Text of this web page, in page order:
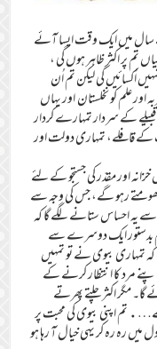
سال میں ایک وقت ایسا آئے
تم پر اکثر ظاہر ہوں گی ،
اُکسائیں گی لیکن تم اُن
علم کو نخلستان اور یہاں
کے سردار تمہارے کردار
کے قافلے، تمہاری دولت اور
اور مقدّر کی جستجو کے لئے
رہو گے، جس کی وجہ سے
یہ احساس ستانے لگے گا کہ
تم بدستور ایک دوسرے سے
تمہاری بیوی نے تو تمہیں
اپنے مرد کا انتظار کرنے کے
مگر اکثر چلتے پھرتے
تم اپنی بیوی کی محبت پر
رہ رہ کر یہی خیال آ رہا ہو